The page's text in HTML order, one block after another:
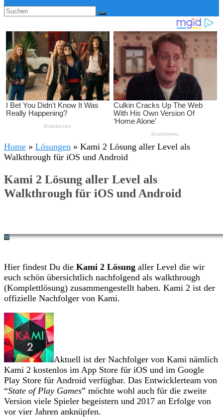
Home » Lösungen » Kami 2 Lösung aller Level als
Walkthrough für iOS und Android
Kami 2 Lösung aller Level als
Walkthrough für iOS und Android
Hier findest Du die Kami 2 Lösung aller Level die wir
euch schön übersichtlich nachfolgend als walkthrough
(Komplettlösung) zusammengestellt haben. Kami 2 ist der
offizielle Nachfolger von Kami.
Aktuell ist der Nachfolger von Kami nämlich
Kami 2 kostenlos im App Store für iOS und im Google
Play Store für Android verfügbar. Das Entwicklerteam von
“State of Play Games” möchte wohl auch für die zweite
Version viele Spieler begeistern und 2017 an Erfolge von
vor vier Jahren anknüpfen.